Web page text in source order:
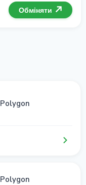
Обміняти
Polygon
Polygon